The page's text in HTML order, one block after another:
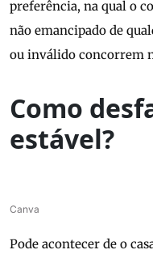
preferência, na qual o
não emancipado de
ou inválido concorrem
Como
estável?
Canva
Pode acontecer de o